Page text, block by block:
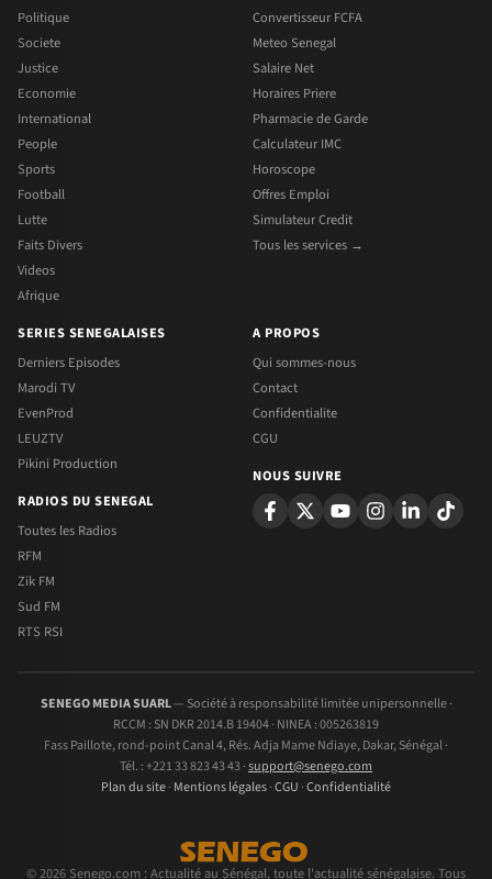
Politique
Societe
Justice
Economie
International
People
Sports
Football
Lutte
Faits Divers
Videos
Afrique
Convertisseur FCFA
Meteo Senegal
Salaire Net
Horaires Priere
Pharmacie de Garde
Calculateur IMC
Horoscope
Offres Emploi
Simulateur Credit
Tous les services →
SERIES SENEGALAISES
Derniers Episodes
Marodi TV
EvenProd
LEUZTV
Pikini Production
RADIOS DU SENEGAL
Toutes les Radios
RFM
Zik FM
Sud FM
RTS RSI
A PROPOS
Qui sommes-nous
Contact
Confidentialite
CGU
NOUS SUIVRE
SENEGO MEDIA SUARL— Société à responsabilité limitée unipersonnelle ·
RCCM : SN DKR 2014.B 19404 · NINEA : 005263819
Fass Paillote, rond-point Canal 4, Rés. Adja Mame Ndiaye, Dakar, Sénégal ·
Tél. : +221 33 823 43 43 ·support@senego.com
Plan du site· Mentions légales·CGU ·Confidentialité
© 2026 Senego.com : Actualité au Sénégal, toute l'actualité sénégalaise. Tous